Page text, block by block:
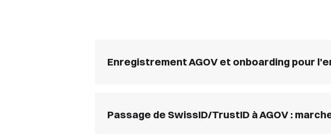
Enregistrement AGOV et onboarding pour
Passage de SwissID/TrustID à AGOV :